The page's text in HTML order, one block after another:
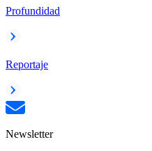
Profundidad
Reportaje
Newsletter